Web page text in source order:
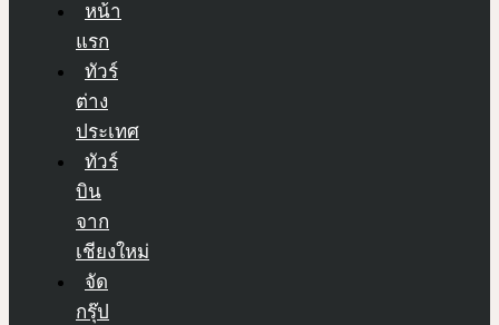
หน้า
แรก
ทัวร์
ต่าง
ประเทศ
ทัวร์
บิน
จาก
เชียงใหม่
จัด
กรุ๊ป